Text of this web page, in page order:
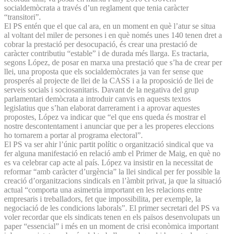
socialdemòcrata a través d’un reglament que tenia caràcter
“transitori”.
El PS entén que el que cal ara, en un moment en què l’atur se situa
al voltant del miler de persones i en què només unes 140 tenen dret a
cobrar la prestació per desocupació, és crear una prestació de
caràcter contributiu “estable” i de durada més llarga. Es tractaria,
segons López, de posar en marxa una prestació que s’ha de crear per
llei, una proposta que els socialdemòcrates ja van fer sense que
prosperés al projecte de llei de la CASS i a la proposició de llei de
serveis socials i sociosanitaris. Davant de la negativa del grup
parlamentari demòcrata a introduir canvis en aquests textos
legislatius que s’han elaborat darrerament i a aprovar aquestes
propostes, López va indicar que “el que ens queda és mostrar el
nostre descontentament i anunciar que per a les properes eleccions
ho tornarem a portar al programa electoral”.
El PS va ser ahir l’únic partit polític o organització sindical que va
fer alguna manifestació en relació amb el Primer de Maig, en què no
es va celebrar cap acte al país. López va insistir en la necessitat de
reformar “amb caràcter d’urgència” la llei sindical per fer possible la
creació d’organitzacions sindicals en l’àmbit privat, ja que la situació
actual “comporta una asimetria important en les relacions entre
empresaris i treballadors, fet que impossibilita, per exemple, la
negociació de les condicions laborals”. El primer secretari del PS va
voler recordar que els sindicats tenen en els països desenvolupats un
paper “essencial” i més en un moment de crisi econòmica important